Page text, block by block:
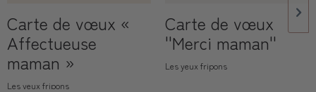
Carte de vœux «
Affectueuse
maman »
Les yeux fripons
Carte de vœux
''Merci maman''
Les yeux fripons